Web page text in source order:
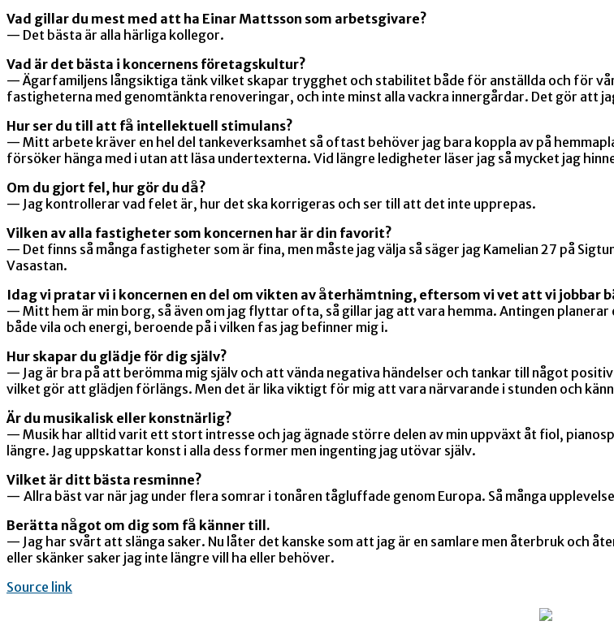
Vad gillar du mest med att ha Einar Mattsson som arbetsgivare?
— Det bästa är alla härliga kollegor.
Vad är det bästa i koncernens företagskultur?
— Ägarfamiljens långsiktiga tänk vilket skapar trygghet och stabilitet både för anställda och för
fastigheterna med genomtänkta renoveringar, och inte minst alla vackra innergårdar. Det gör att
Hur ser du till att få intellektuell stimulans?
— Mitt arbete kräver en hel del tankeverksamhet så oftast behöver jag bara koppla av på
försöker hänga med i utan att läsa undertexterna. Vid längre ledigheter läser jag så mycket jag
Om du gjort fel, hur gör du då?
— Jag kontrollerar vad felet är, hur det ska korrigeras och ser till att det inte upprepas.
Vilken av alla fastigheter som koncernen har är din favorit?
— Det finns så många fastigheter som är fina, men måste jag välja så säger jag Kamelian 27 på
Vasastan.
Idag vi pratar vi i koncernen en del om vikten av återhämtning, eftersom vi vet att vi jobbar
— Mitt hem är min borg, så även om jag flyttar ofta, så gillar jag att vara hemma. Antingen
både vila och energi, beroende på i vilken fas jag befinner mig i.
Hur skapar du glädje för dig själv?
— Jag är bra på att berömma mig själv och att vända negativa händelser och tankar till något
vilket gör att glädjen förlängs. Men det är lika viktigt för mig att vara närvarande i stunden och
Är du musikalisk eller konstnärlig?
— Musik har alltid varit ett stort intresse och jag ägnade större delen av min uppväxt åt fiol,
längre. Jag uppskattar konst i alla dess former men ingenting jag utövar själv.
Vilket är ditt bästa resminne?
— Allra bäst var när jag under flera somrar i tonåren tågluffade genom Europa. Så många
Berätta något om dig som få känner till.
— Jag har svårt att slänga saker. Nu låter det kanske som att jag är en samlare men återbruk och
eller skänker saker jag inte längre vill ha eller behöver.
Source link